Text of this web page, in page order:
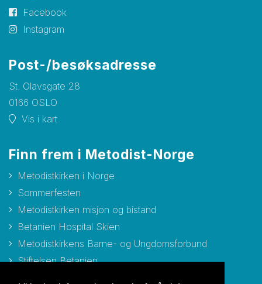
Facebook
Instagram
Post-/besøksadresse
St. Olavsgate 28
0166 OSLO
Vis i kart
Finn frem i Metodist-Norge
Metodistkirken i Norge
Sommerfesten
Metodistkirken misjon og bistand
Betanien Hospital Skien
Metodistkirkens Barne- og Ungdomsforbund
Stiftelsen Betanien